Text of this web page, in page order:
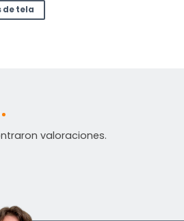
de tela
valoraciones.